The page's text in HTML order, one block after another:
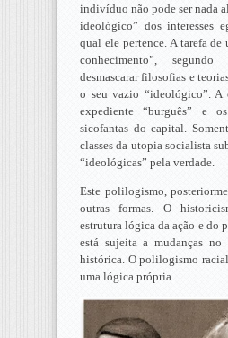
indivíduo não pode ser nada
ideológico” dos interesses
qual ele pertence. A tarefa
conhecimento”,
desmascarar filosofias e
o seu vazio “ideológico”. A
expediente “burguês” e
sicofantas do capital.
classes da utopia socialista
“ideológicas” pela verdade.
Este polilogismo,
outras formas. O
estrutura lógica da ação e do
está sujeita a mudanças no
histórica. O polilogismo
uma lógica própria.